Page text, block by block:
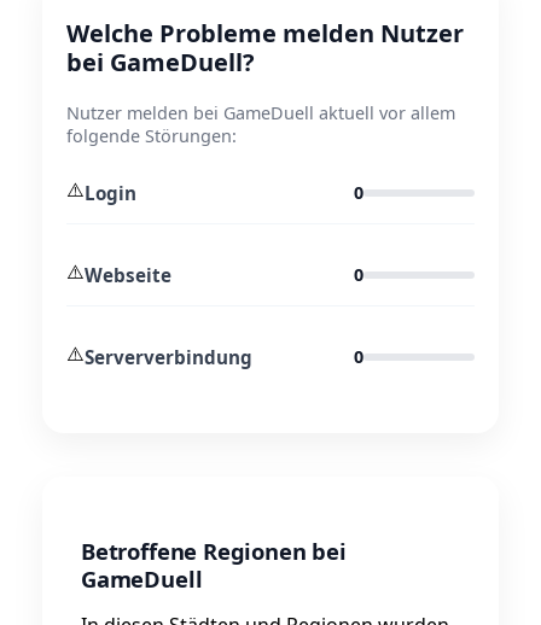
Welche Probleme melden Nutzer
bei GameDuell?
Nutzer melden bei GameDuell aktuell vor allem
folgende Störungen:
⚠️Login 0
⚠️Webseite 0
⚠️Serververbindung 0
Betroffene Regionen bei
GameDuell